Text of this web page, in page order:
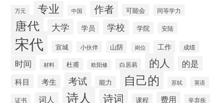
万元 专业 中国 作者 可能会 同等学力
唐代 大学 学员 学校 学院 安陆
宋代 宣城 小伙伴 山阴 岗位 工作 成绩
时间 材料 杜甫 欧阳修 白居易 的人 的是
科目 考生 考试 能力 自己的 苏轼 英语
证书 词人 诗人 诗词 课程 费用
辛弃疾